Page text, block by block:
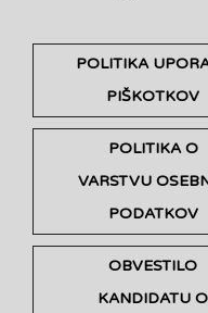
POLITIKA
PIŠKOTKOV
POLITIKA O
VARSTVU
PODATKOV
OBVESTILO
KANDIDATU O